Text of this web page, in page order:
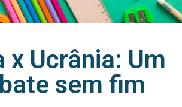
x Ucrânia: Um
sem fim